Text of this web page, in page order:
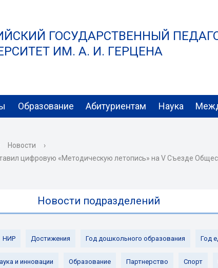
ГОСУДАРСТВЕННЫЙ
ИМ. А. И. ГЕРЦЕНА
Образование Абитуриентам Наука
Новости
›
цифровую «Методическую летопись» на V Съезде
Новости подразделений
НИР Достижения Год дошкольного образования Год
и инновации Образование Партнерство Спорт